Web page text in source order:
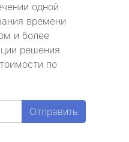
одной
времени
и более
решения
по
Отправить